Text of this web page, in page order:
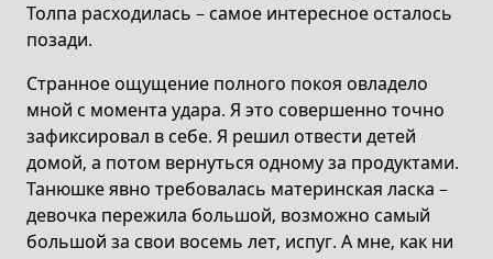
Толпа расходилась – самое интересное осталось
позади.
Странное ощущение полного покоя овладело
мной с момента удара. Я это совершенно точно
зафиксировал в себе. Я решил отвести детей
домой, а потом вернуться одному за продуктами.
Танюшке явно требовалась материнская ласка –
девочка пережила большой, возможно самый
большой за свои восемь лет, испуг. А мне, как ни